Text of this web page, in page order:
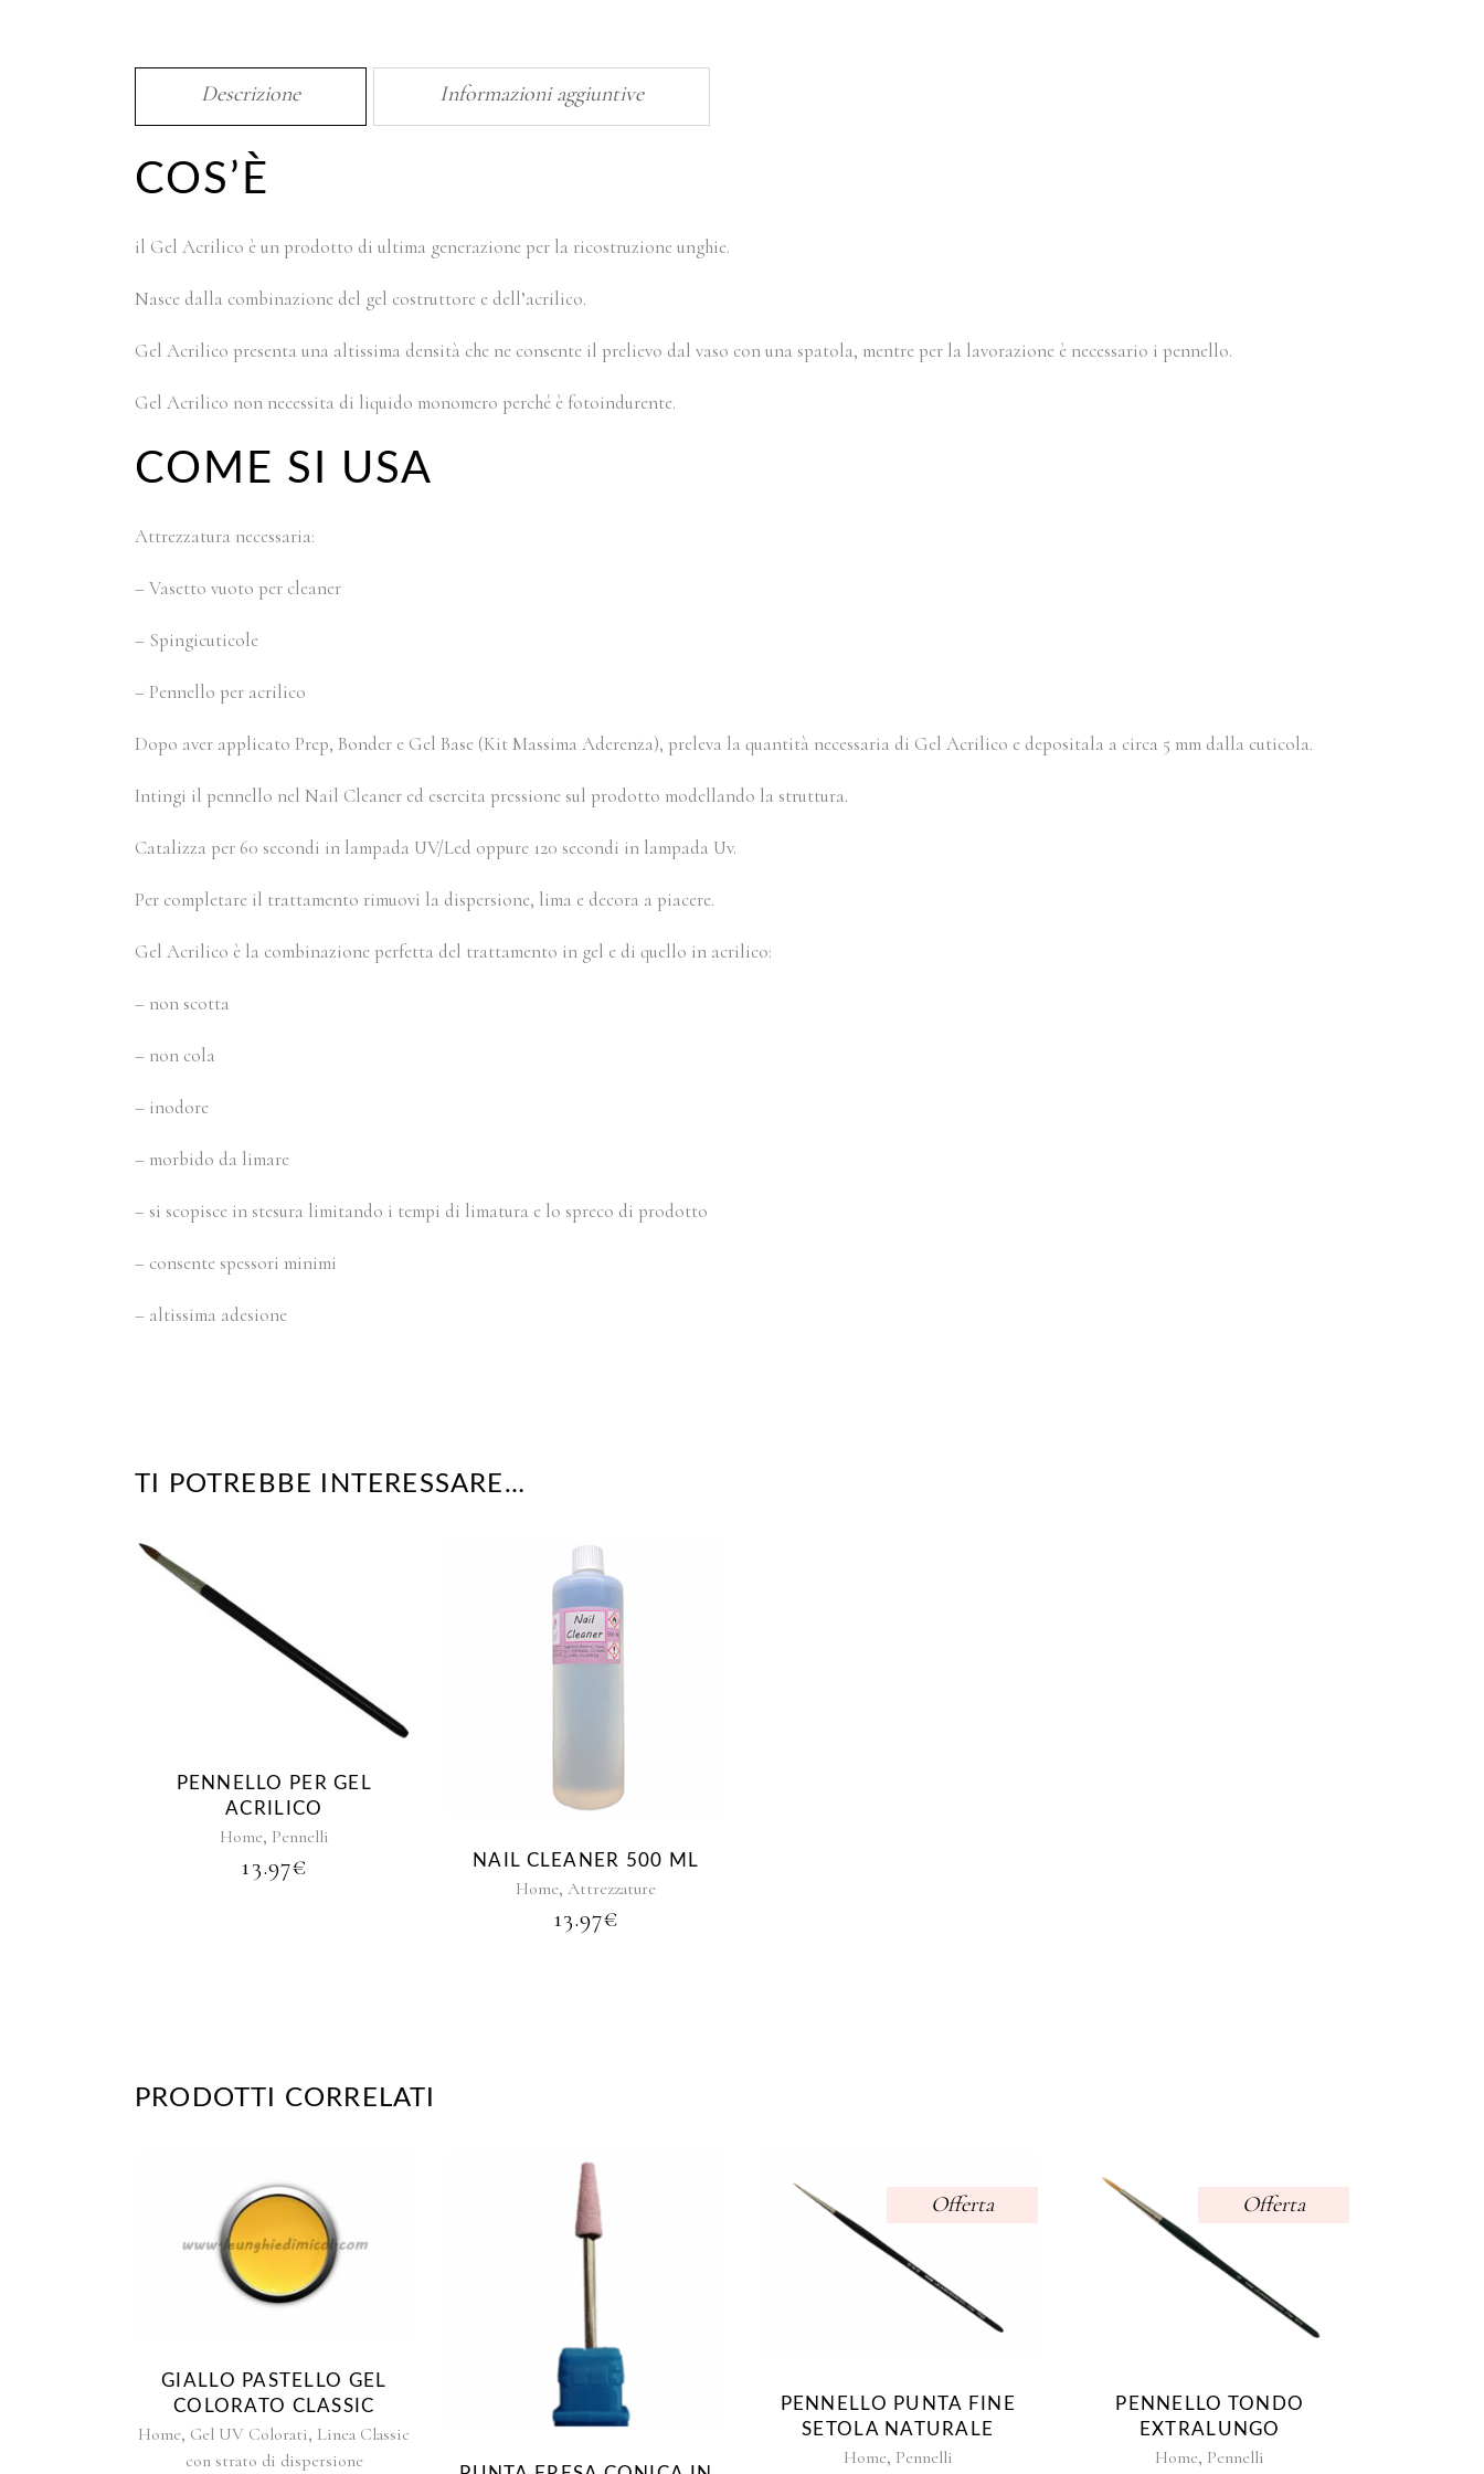
Descrizione Informazioni aggiuntive
COS’È
il Gel Acrilico è un prodotto di ultima generazione per la ricostruzione unghie.
Nasce dalla combinazione del gel costruttore e dell’acrilico.
Gel Acrilico presenta una altissima densità che ne consente il prelievo dal vaso con una spatola, mentre per la lavorazione è necessario i pennello.
Gel Acrilico non necessita di liquido monomero perché è fotoindurente.
COME SI USA
Attrezzatura necessaria:
– Vasetto vuoto per cleaner
– Spingicuticole
– Pennello per acrilico
Dopo aver applicato Prep, Bonder e Gel Base (Kit Massima Aderenza), preleva la quantità necessaria di Gel Acrilico e depositala a circa 5 mm dalla cuticola.
Intingi il pennello nel Nail Cleaner ed esercita pressione sul prodotto modellando la struttura.
Catalizza per 60 secondi in lampada UV/Led oppure 120 secondi in lampada Uv.
Per completare il trattamento rimuovi la dispersione, lima e decora a piacere.
Gel Acrilico è la combinazione perfetta del trattamento in gel e di quello in acrilico:
– non scotta
– non cola
– inodore
– morbido da limare
– si scopisce in stesura limitando i tempi di limatura e lo spreco di prodotto
– consente spessori minimi
– altissima adesione
TI POTREBBE INTERESSARE…
PENNELLO PER GEL
ACRILICO
Home, Pennelli
13.97€
Questo
Le
essere
scelte
nella
NAIL CLEANER 500 ML
Home,Attrezzature
13.97€
PRODOTTI CORRELATI
Questo
prodotto
ha
opzioni
possono
essere
scelte
GIALLO PASTELLO GEL
COLORATO CLASSIC
Home, Gel UV Colorati, Linea Classic
con strato di dispersione
Offerta
PENNELLO PUNTA FINE
SETOLA NATURALE
Home, Pennelli
Offerta
PENNELLO TONDO
EXTRALUNGO
Home, Pennelli